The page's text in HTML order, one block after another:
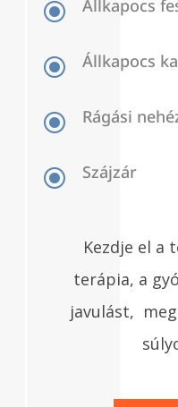
\ Állkapocs
\ Állkapocs
\ Rágási
\ Szájzár
Kezdje el a
terápia, a
javulást,